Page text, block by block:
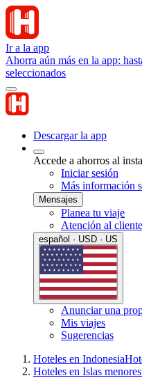
Ir a la app
Ahorra aún más en la app:
seleccionados
Descargar la app
Accede a ahorros al
Iniciar sesión
Más información
Mensajes
Planea tu viaje
Atención al cliente
español · USD · US
Anunciar una
Mis viajes
Sugerencias
Hoteles en Indonesia
Hoteles en Islas